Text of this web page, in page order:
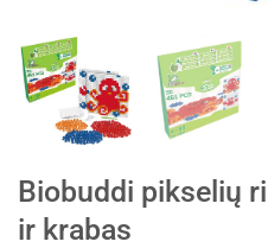
Biobuddi pikselių
ir krabas